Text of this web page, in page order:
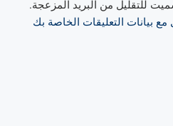
للتقليل من البريد المزعجة.
بيانات التعليقات الخاصة بك